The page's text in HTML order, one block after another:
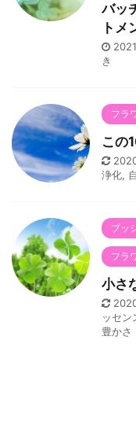
バッ
トメ
き
フラ
この
浄化,
ブッ
フラ
小さ
ッセン
豊かさ